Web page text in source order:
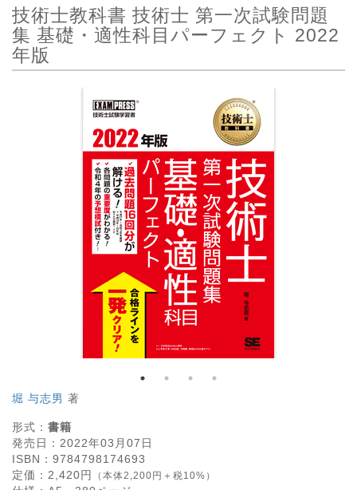
技術士教科書 技術士 第一次試験問題
集 基礎・適性科目パーフェクト 2022
年版
堀 与志男 著
形式： 書籍
発売日： 2022年03月07日
ISBN： 9784798174693
定価： 2,420円 （本体2,200円＋税10%）